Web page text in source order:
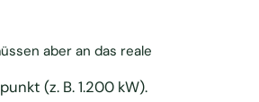
aber an das reale
(z. B. 1.200 kW).